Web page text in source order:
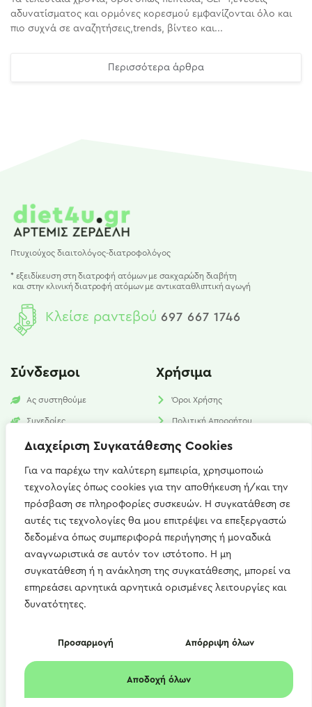
Διαχείριση Συγκατάθεσης Cookies
Για να παρέχω την καλύτερη εμπειρία, χρησιμοποιώ
τεχνολογίες όπως cookies για την αποθήκευση ή/και την
πρόσβαση σε πληροφορίες συσκευών. Η συγκατάθεση σε
αυτές τις τεχνολογίες θα μου επιτρέψει να επεξεργαστώ
δεδομένα όπως συμπεριφορά περιήγησης ή μοναδικά
αναγνωριστικά σε αυτόν τον ιστότοπο. Η μη
συγκατάθεση ή η ανάκληση της συγκατάθεσης, μπορεί να
επηρεάσει αρνητικά αρνητικά ορισμένες λειτουργίες και
δυνατότητες.
Προσαρμογή Απόρριψη όλων
Αποδοχή όλων
αδυνατίσματος και ορμόνες κορεσμού εμφανίζονται όλο και
πιο συχνά σε αναζητήσεις,trends, βίντεο και...
Περισσότερα άρθρα
Πτυχιούχος διαιτολόγος-διατροφολόγος
* εξειδίκευση στη διατροφή ατόμων με σακχαρώδη διαβήτη
και στην κλινική διατροφή ατόμων με αντικαταθλιπτική αγωγή
Κλείσε ραντεβού 697 667 1746
Σύνδεσμοι
Ας συστηθούμε
Συνεδρίες
Υπηρεσίες
Χρήσιμα
Όροι Χρήσης
Πολιτική Απορρήτου
Πολιτική Cookies​
Επικοινωνία
+(30) 697 667 1746
artemis.zerdeli@gmail.com
Δευ - Παρ : 09:00 - 21:00
Copyright © 2022 diet4u.gr | Άρτεμις Ζερδελή